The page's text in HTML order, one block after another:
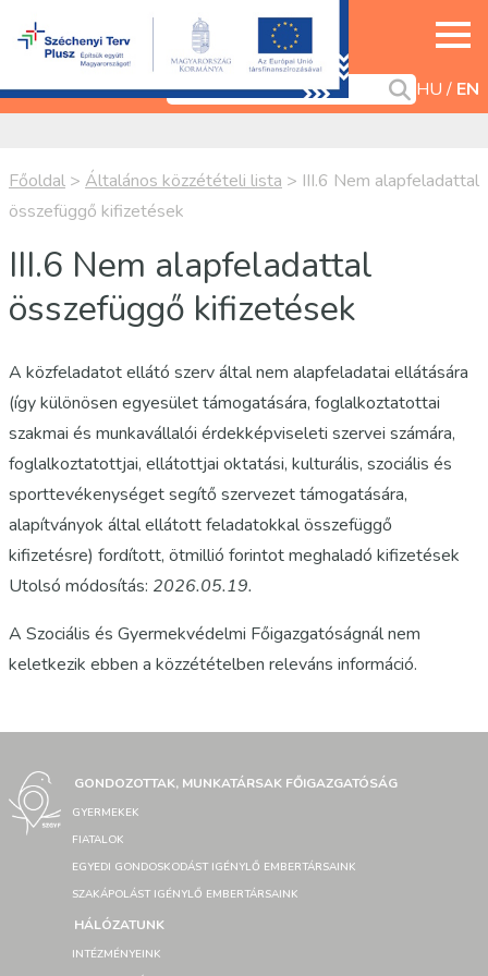
HU EN
Főoldal > Általános közzétételi lista > III.6 Nem alapfeladattal
összefüggő kifizetések
III.6 Nem alapfeladattal
összefüggő kifizetések
A közfeladatot ellátó szerv által nem alapfeladatai ellátására
(így különösen egyesület támogatására, foglalkoztatottai
szakmai és munkavállalói érdekképviseleti szervei számára,
foglalkoztatottjai, ellátottjai oktatási, kulturális, szociális és
sporttevékenységet segítő szervezet támogatására,
alapítványok által ellátott feladatokkal összefüggő
kifizetésre) fordított, ötmillió forintot meghaladó kifizetések
Utolsó módosítás: 2026.05.19.
A Szociális és Gyermekvédelmi Főigazgatóságnál nem
keletkezik ebben a közzétételben releváns információ.
GONDOZOTTAK, MUNKATÁRSAK FŐIGAZGATÓSÁG
GYERMEKEK
FIATALOK
EGYEDI GONDOSKODÁST IGÉNYLŐ EMBERTÁRSAINK
SZAKÁPOLÁST IGÉNYLŐ EMBERTÁRSAINK
HÁLÓZATUNK
INTÉZMÉNYEINK